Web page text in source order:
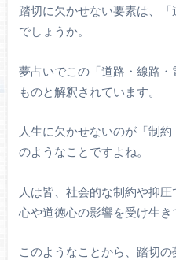
踏切に欠かせない要素は、
でしょうか。
夢占いでこの「道路・線路
ものと解釈されています。
人生に欠かせないのが「制
のようなことですよね。
人は皆、社会的な制約や抑
心や道徳心の影響を受け生き
このようなことから、踏切